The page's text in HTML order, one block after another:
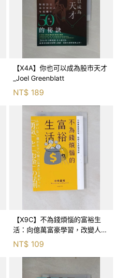
【X4A】你也可以成為股市天才
_Joel Greenblatt
NT$ 189
【X9C】不為錢煩惱的富裕生
活：向億萬富豪學習，改變人生
NT$ 109